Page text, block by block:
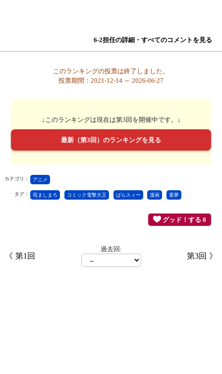
6-2担任の詳細・すべてのコメントを見る
このランキングの投票は終了しました。
投票期間：2021-12-14 ～ 2026-06-27
↓このランキングは現在は第3回を開催中です。↓
最新（第3回）のランキングを見る
カテゴリ： アニメ
タグ： 苺ましまろ コミック電撃大王 ばらスィー 漫画 童夢
グッド！する 0
第1回
過去回:
第3回